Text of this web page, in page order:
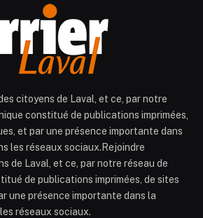
citoyens de Laval, et ce, par notre
constitué de publications imprimées,
et par une présence importante dans
les réseaux sociaux.Rejoindre
de Laval, et ce, par notre réseau de
de publications imprimées, de sites
une présence importante dans la
réseaux sociaux.